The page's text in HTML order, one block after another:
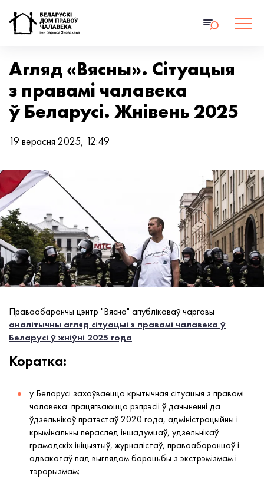
Агляд «Вясны». Сітуацыя
з правамі чалавека
ў Беларусі. Жнівень 2025
19 верасня 2025, 12:49
Праваабарончы цэнтр "Вясна" апублікаваў чарговы
аналітычны агляд сітуацыі з правамі чалавека ў
Беларусі ў жніўні 2025 года.
Коратка:
у Беларусі захоўваецца крытычная сітуацыя з правамі
чалавека: працягваюцца рэпрэсіі ў дачыненні да
ўдзельнікаў пратэстаў 2020 года, адміністрацыйны і
крымінальны пераслед іншадумцаў, удзельнікаў
грамадскіх ініцыятыў, журналістаў, праваабаронцаў і
адвакатаў пад выглядам барацьбы з экстрэмізмам і
тэрарызмам;